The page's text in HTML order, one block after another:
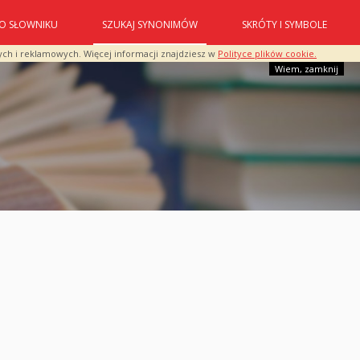
i reklamowych. Więcej informacji znajdziesz w Polityce plików cookie.
Wiem, zamknij
O SŁOWNIKU SZUKAJ SYNONIMÓW SKRÓTY I SYMBOLE